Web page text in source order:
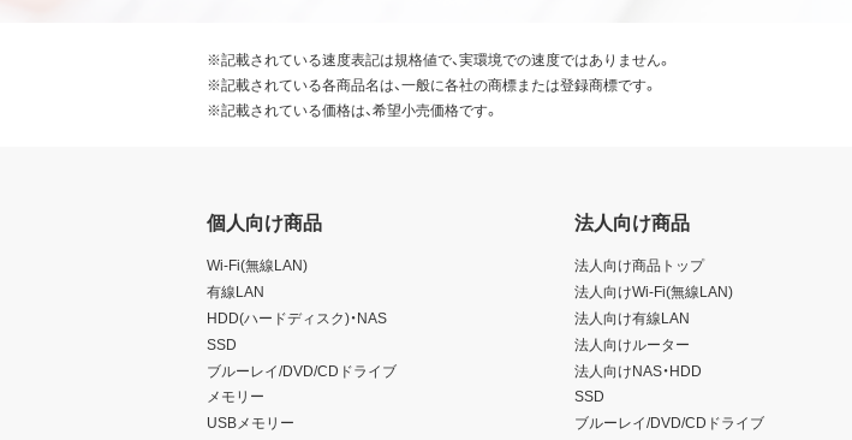
※記載されている速度表記は規格値で、実環境での速度ではありません。
※記載されている各商品名は、一般に各社の商標または登録商標です。
※記載されている価格は、希望小売価格です。
個人向け商品
Wi-Fi(無線LAN)
有線LAN
HDD(ハードディスク)・NAS
SSD
ブルーレイ/DVD/CDドライブ
メモリー
USBメモリー
法人向け商品
法人向け商品トップ
法人向けWi-Fi(無線LAN)
法人向け有線LAN
法人向けルーター
法人向けNAS・HDD
SSD
ブルーレイ/DVD/CDドライブ